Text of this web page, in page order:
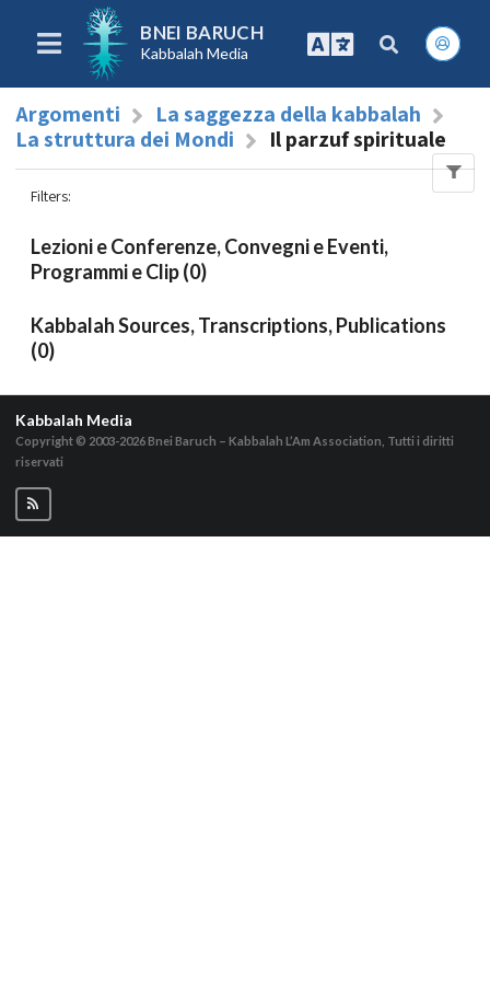
BNEI BARUCH
Kabbalah Media
Argomenti
La saggezza della kabbalah
La struttura dei Mondi
Il parzuf spirituale
Filters:
Lezioni e Conferenze, Convegni e Eventi,
Programmi e Clip (0)
Kabbalah Sources, Transcriptions, Publications
(0)
Kabbalah Media
Copyright © 2003-2026Bnei Baruch – Kabbalah L’Am Association, Tutti i diritti
riservati